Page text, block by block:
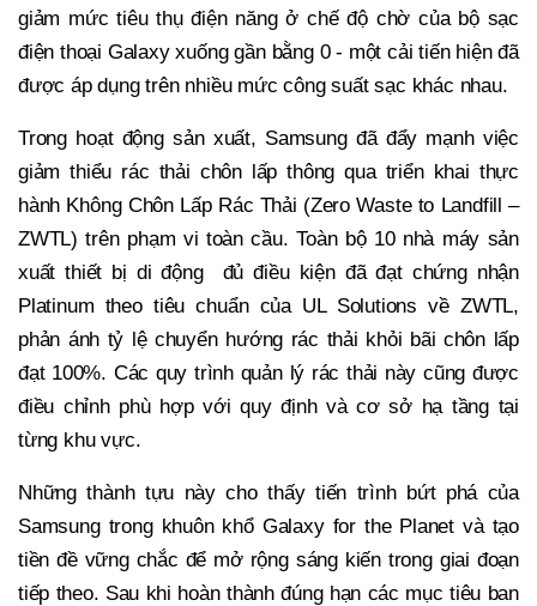
giảm mức tiêu thụ điện năng ở chế độ chờ của bộ sạc
điện thoại Galaxy xuống gần bằng 0 - một cải tiến hiện đã
được áp dụng trên nhiều mức công suất sạc khác nhau.
Trong hoạt động sản xuất, Samsung đã đẩy mạnh việc
giảm thiểu rác thải chôn lấp thông qua triển khai thực
hành Không Chôn Lấp Rác Thải (Zero Waste to Landfill –
ZWTL) trên phạm vi toàn cầu. Toàn bộ 10 nhà máy sản
xuất thiết bị di động đủ điều kiện đã đạt chứng nhận
Platinum theo tiêu chuẩn của UL Solutions về ZWTL,
phản ánh tỷ lệ chuyển hướng rác thải khỏi bãi chôn lấp
đạt 100%. Các quy trình quản lý rác thải này cũng được
điều chỉnh phù hợp với quy định và cơ sở hạ tầng tại
từng khu vực.
Những thành tựu này cho thấy tiến trình bứt phá của
Samsung trong khuôn khổ Galaxy for the Planet và tạo
tiền đề vững chắc để mở rộng sáng kiến trong giai đoạn
tiếp theo. Sau khi hoàn thành đúng hạn các mục tiêu ban